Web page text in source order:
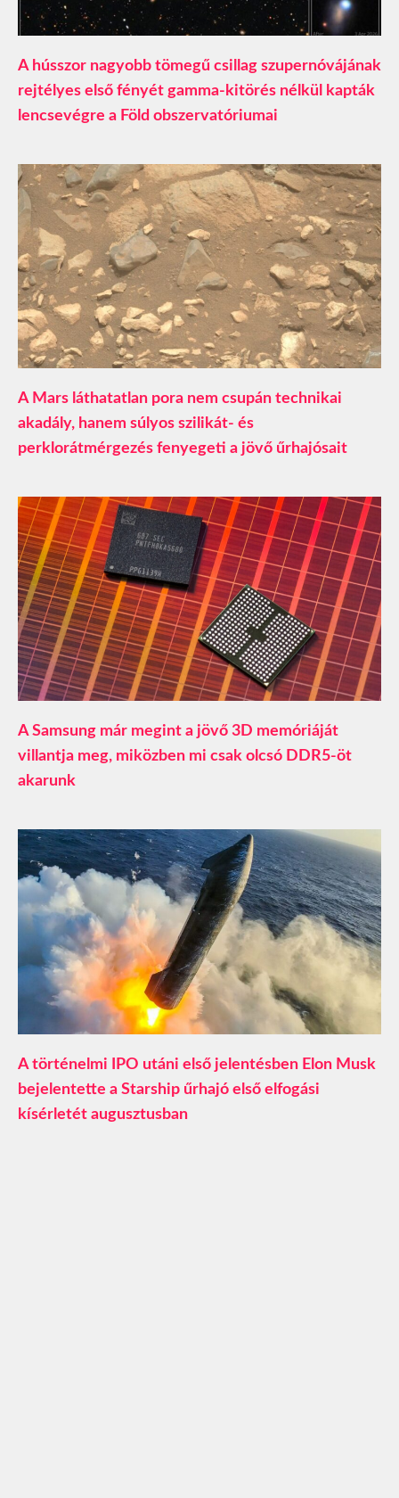
A hússzor nagyobb tömegű csillag szupernóvájának
rejtélyes első fényét gamma-kitörés nélkül kapták
lencsevégre a Föld obszervatóriumai
A Mars láthatatlan pora nem csupán technikai
akadály, hanem súlyos szilikát- és
perklorátmérgezés fenyegeti a jövő űrhajósait
A Samsung már megint a jövő 3D memóriáját
villantja meg, miközben mi csak olcsó DDR5-öt
akarunk
A történelmi IPO utáni első jelentésben Elon Musk
bejelentette a Starship űrhajó első elfogási
kísérletét augusztusban